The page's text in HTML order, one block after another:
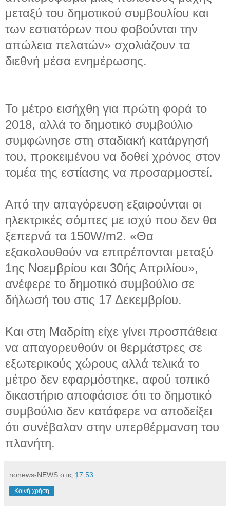
μεταξύ του δημοτικού συμβουλίου και
των εστιατόρων που φοβούνται την
απώλεια πελατών» σχολιάζουν τα
διεθνή μέσα ενημέρωσης.
Το μέτρο εισήχθη για πρώτη φορά το
2018, αλλά το δημοτικό συμβούλιο
συμφώνησε στη σταδιακή κατάργησή
του, προκειμένου να δοθεί χρόνος στον
τομέα της εστίασης να προσαρμοστεί.
Από την απαγόρευση εξαιρούνται οι
ηλεκτρικές σόμπες με ισχύ που δεν θα
ξεπερνά τα 150W/m2. «Θα
εξακολουθούν να επιτρέπονται μεταξύ
1ης Νοεμβρίου και 30ής Απριλίου»,
ανέφερε το δημοτικό συμβούλιο σε
δήλωσή του στις 17 Δεκεμβρίου.
Και στη Μαδρίτη είχε γίνει προσπάθεια
να απαγορευθούν οι θερμάστρες σε
εξωτερικούς χώρους αλλά τελικά το
μέτρο δεν εφαρμόστηκε, αφού τοπικό
δικαστήριο αποφάσισε ότι το δημοτικό
συμβούλιο δεν κατάφερε να αποδείξει
ότι συνέβαλαν στην υπερθέρμανση του
πλανήτη.
nonews-NEWS στις 17:53
Κοινή χρήση